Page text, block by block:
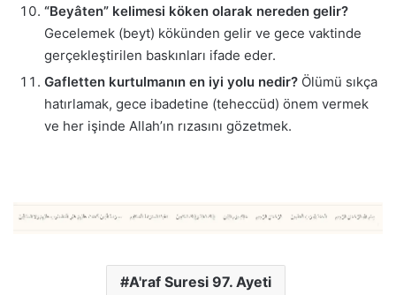
“Beyâten” kelimesi köken olarak nereden gelir?
Gecelemek (beyt) kökünden gelir ve gece vaktinde
gerçekleştirilen baskınları ifade eder.
Gafletten kurtulmanın en iyi yolu nedir? Ölümü sıkça
hatırlamak, gece ibadetine (teheccüd) önem vermek
ve her işinde Allah’ın rızasını gözetmek.
A'raf Suresi 97. Ayeti